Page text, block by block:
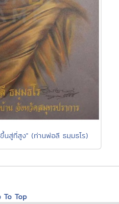
สู่ที่สูง" (ท่านพ่อลี ธมฺมธโร)
To Top